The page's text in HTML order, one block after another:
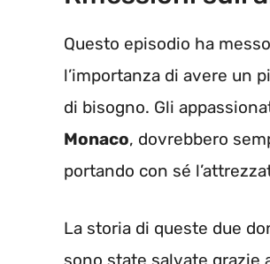
Questo episodio ha
l’importanza di avere un
di bisogno. Gli
Monaco, dovrebbero
portando con sé
La storia di queste due
sono state salvate grazie